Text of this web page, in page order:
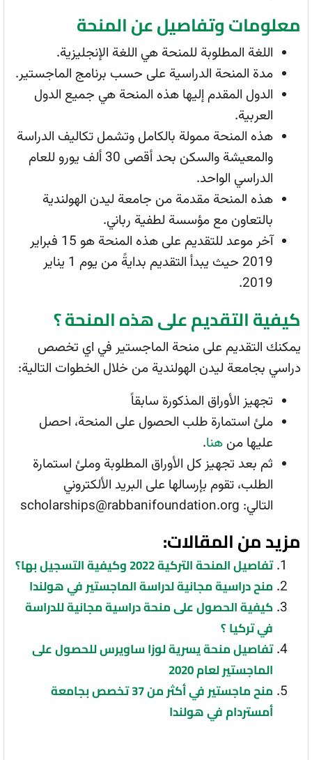
معلومات وتفاصيل عن المنحة
اللغة المطلوبة للمنحة هي اللغة الإنجليزية.
مدة المنحة الدراسية على حسب برنامج الماجستير.
الدول المقدم إليها هذه المنحة هي جميع الدول
العربية.
هذه المنحة ممولة بالكامل وتشمل تكاليف الدراسة
والمعيشة والسكن بحد أقصى 30 ألف يورو للعام
الدراسي الواحد.
هذه المنحة مقدمة من جامعة ليدن الهولندية
بالتعاون مع مؤسسة لطفية رباني.
آخر موعد للتقديم على هذه المنحة هو 15 فبراير
2019 حيث يبدأ التقديم بدايةً من يوم 1 يناير
2019.
كيفية التقديم على هذه المنحة ؟
يمكنك التقديم على منحة الماجستير في اي تخصص
دراسي بجامعة ليدن الهولندية من خلال الخطوات التالية:
تجهيز الأوراق المذكورة سابقاً
ملئ استمارة طلب الحصول على المنحة، احصل
عليها من هنا.
ثم بعد تجهيز كل الأوراق المطلوبة وملئ استمارة
الطلب، تقوم بإرسالها على البريد الألكتروني
التالي: scholarships@rabbanifoundation.org
مزيد من المقالات:
تفاصيل المنحة التركية 2022 وكيفية التسجيل بها؟
منح دراسية مجانية لدراسة الماجستير في هولندا
كيفية الحصول على منحة دراسية مجانية للدراسة
في تركيا ؟
تفاصيل منحة يسرية لوزا ساويرس للحصول على
الماجستير لعام 2020
منح ماجستير في أكثر من 37 تخصص بجامعة
أمستردام في هولندا